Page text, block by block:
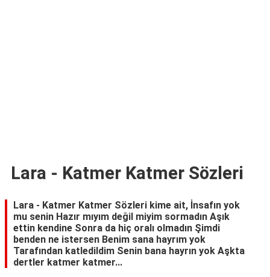
Lara - Katmer Katmer Sözleri
Lara - Katmer Katmer Sözleri kime ait, İnsafın yok
mu senin Hazır mıyım değil miyim sormadın Aşık
ettin kendine Sonra da hiç oralı olmadın Şimdi
benden ne istersen Benim sana hayrım yok
Tarafından katledildim Senin bana hayrın yok Aşkta
dertler katmer katmer...